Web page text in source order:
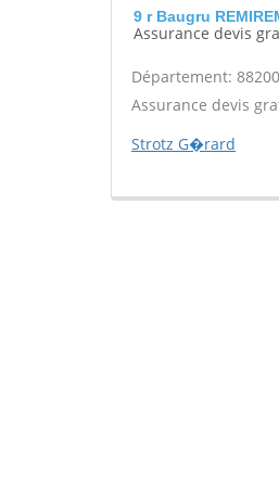
9 r Baugru
Assurance devis
Département: 88200
Assurance devis
Strotz G�rard